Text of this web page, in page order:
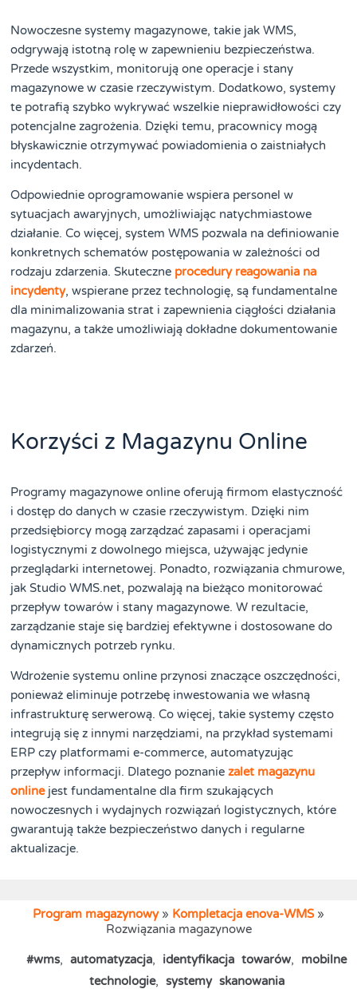
Nowoczesne systemy magazynowe, takie jak WMS,
odgrywają istotną rolę w zapewnieniu bezpieczeństwa.
Przede wszystkim, monitorują one operacje i stany
magazynowe w czasie rzeczywistym. Dodatkowo, systemy
te potrafią szybko wykrywać wszelkie nieprawidłowości czy
potencjalne zagrożenia. Dzięki temu, pracownicy mogą
błyskawicznie otrzymywać powiadomienia o zaistniałych
incydentach.
Odpowiednie oprogramowanie wspiera personel w
sytuacjach awaryjnych, umożliwiając natychmiastowe
działanie. Co więcej, system WMS pozwala na definiowanie
konkretnych schematów postępowania w zależności od
rodzaju zdarzenia. Skuteczne procedury reagowania na
incydenty, wspierane przez technologię, są fundamentalne
dla minimalizowania strat i zapewnienia ciągłości działania
magazynu, a także umożliwiają dokładne dokumentowanie
zdarzeń.
Korzyści z Magazynu Online
Programy magazynowe online oferują firmom elastyczność
i dostęp do danych w czasie rzeczywistym. Dzięki nim
przedsiębiorcy mogą zarządzać zapasami i operacjami
logistycznymi z dowolnego miejsca, używając jedynie
przeglądarki internetowej. Ponadto, rozwiązania chmurowe,
jak Studio WMS.net, pozwalają na bieżąco monitorować
przepływ towarów i stany magazynowe. W rezultacie,
zarządzanie staje się bardziej efektywne i dostosowane do
dynamicznych potrzeb rynku.
Wdrożenie systemu online przynosi znaczące oszczędności,
ponieważ eliminuje potrzebę inwestowania we własną
infrastrukturę serwerową. Co więcej, takie systemy często
integrują się z innymi narzędziami, na przykład systemami
ERP czy platformami e-commerce, automatyzując
przepływ informacji. Dlatego poznaniezalet magazynu
onlinejest fundamentalne dla firm szukających
nowoczesnych i wydajnych rozwiązań logistycznych, które
gwarantują także bezpieczeństwo danych i regularne
aktualizacje.
Program magazynowy» Kompletacja enova-WMS»
Rozwiązania magazynowe
#wms, automatyzacja, identyfikacja towarów, mobilne
technologie, systemy skanowania